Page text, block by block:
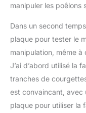
manipuler les poêlons
Dans un second
plaque pour tester le
manipulation, même
J’ai d’abord utilisé la
tranches de
est convaincant, avec
plaque pour utiliser la